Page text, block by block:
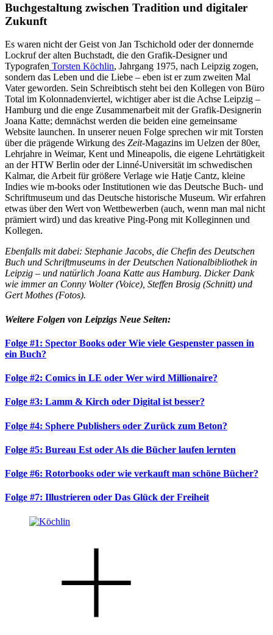
Buchgestaltung zwischen Tradition und digitaler
Zukunft
Es waren nicht der Geist von Jan Tschichold oder der donnernde
Lockruf der alten Buchstadt, die den Grafik-Designer und
Typografen Torsten Köchlin, Jahrgang 1975, nach Leipzig zogen,
sondern das Leben und die Liebe – eben ist er zum zweiten Mal
Vater geworden. Sein Schreibtisch steht bei den Kollegen von Büro
Total im Kolonnadenviertel, wichtiger aber ist die Achse Leipzig –
Hamburg und die enge Zusammenarbeit mit der Grafik-Designerin
Joana Katte; demnächst werden die beiden eine gemeinsame
Website launchen. In unserer neuen Folge sprechen wir mit Torsten
über die prägende Wirkung des Zeit-Magazins im Uelzen der 80er,
Lehrjahre in Weimar, Kent und Mineapolis, die eigene Lehrtätigkeit
an der HTW Berlin oder der Linné-Universität im schwedischen
Kalmar, die Arbeit für größere Verlage wie Hatje Cantz, kleine
Indies wie m-books oder Institutionen wie das Deutsche Buch- und
Schriftmuseum und das Deutsche historische Museum. Wir erfahren
etwas über den Wert von Wettbewerben (auch, wenn man mal nicht
prämiert wird) und das kreative Ping-Pong mit Kolleginnen und
Kollegen.
Ebenfalls mit dabei: Stephanie Jacobs, die Chefin des Deutschen
Buch und Schriftmuseums in der Deutschen Nationalbibliothek in
Leipzig – und natürlich Joana Katte aus Hamburg. Dicker Dank
wie immer an Conny Wolter (Voice), Steffen Brosig (Schnitt) und
Gert Mothes (Fotos).
Weitere Folgen von Leipzigs Neue Seiten:
Folge #1: Spector Books oder Wie viele Gespenster passen in
ein Buch?
Folge #2: Comics in LE oder Wer wird Millionaire?
Folge #3: Lamm & Kirch oder Digital ist besser?
Folge #4: Sphere Publishers oder Zurück zum Beton?
Folge #5: Bureau Est oder Als die Bücher laufen lernten
Folge #6: Rotorbooks oder wie verkauft man schöne Bücher?
Folge #7: Illustrieren oder Das Glück der Freiheit